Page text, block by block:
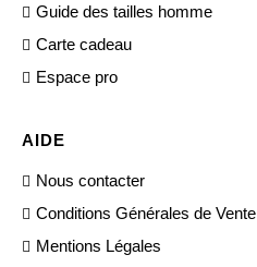
Guide des tailles homme
Carte cadeau
Espace pro
AIDE
Nous contacter
Conditions Générales de Vente
Mentions Légales